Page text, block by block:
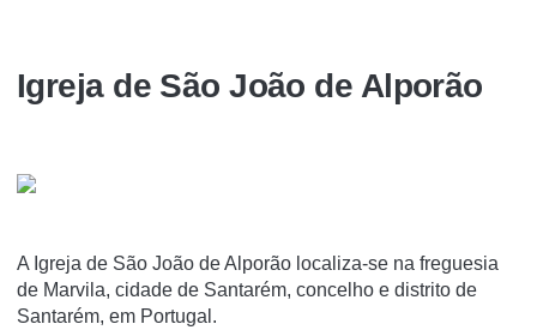
Igreja de São João de Alporão
A Igreja de São João de Alporão localiza-se na freguesia
de Marvila, cidade de Santarém, concelho e distrito de
Santarém, em Portugal.